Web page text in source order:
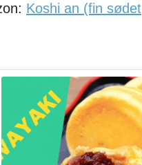
Koshi an (fin sødet